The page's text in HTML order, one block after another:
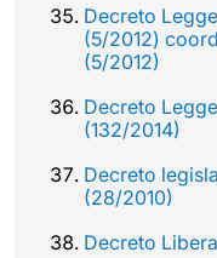
Decreto
(5/2012)
(5/2012)
Decreto
(132/2014)
Decreto
(28/2010)
Decreto